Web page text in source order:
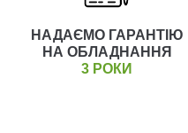
НАДАЄМО ГАРАНТІЮ
НА ОБЛАДНАННЯ
3 РОКИ